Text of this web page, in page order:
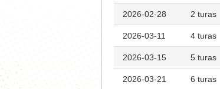
2026-02-28 2 turas
2026-03-11 4 turas
2026-03-15 5 turas
2026-03-21 6 turas